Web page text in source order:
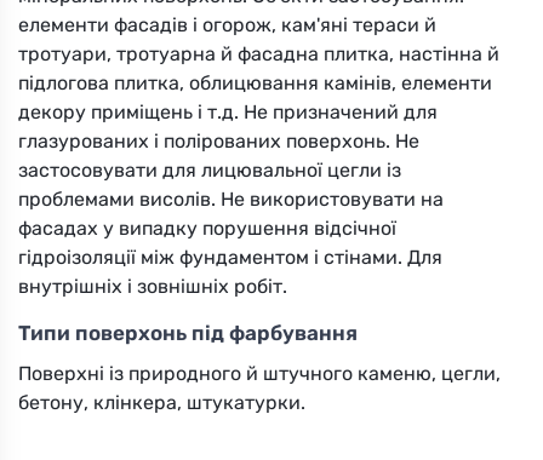
елементи фасадів і огорож, кам'яні тераси й
тротуари, тротуарна й фасадна плитка, настінна й
підлогова плитка, облицювання камінів, елементи
декору приміщень і т.д. Не призначений для
глазурованих і полірованих поверхонь. Не
застосовувати для лицювальної цегли із
проблемами висолів. Не використовувати на
фасадах у випадку порушення відсічної
гідроізоляції між фундаментом і стінами. Для
внутрішніх і зовнішніх робіт.
Типи поверхонь під фарбування
Поверхні із природного й штучного каменю, цегли,
бетону, клінкера, штукатурки.